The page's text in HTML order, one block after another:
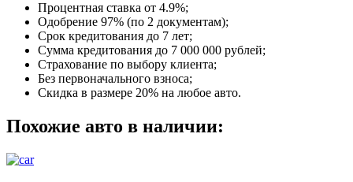
Процентная ставка от 4.9%;
Одобрение 97% (по 2 документам);
Срок кредитования до 7 лет;
Сумма кредитования до 7 000 000 рублей;
Страхование по выбору клиента;
Без первоначального взноса;
Скидка в размере 20% на любое авто.
Похожие авто в наличии: